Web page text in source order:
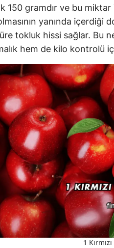
150 gramdır ve bu
yanında içerdiği
tokluk hissi sağlar. Bu
hem de kilo kontrolü
1